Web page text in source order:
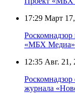
17:29 Март 17,
Роскомнадзор
«МБХ Медиа»
12:35 Авг. 21,
Роскомнадзор
журнала